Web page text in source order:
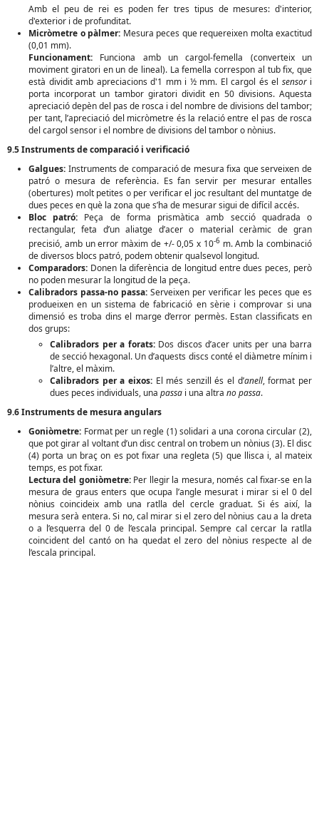
Amb el peu de rei es poden fer tres tipus de mesures: d'interior,
d'exterior i de profunditat.
Micròmetre o pàlmer: Mesura peces que requereixen molta exactitud
(0,01 mm).
Funcionament: Funciona amb un cargol-femella (converteix un
moviment giratori en un de lineal). La femella correspon al tub fix, que
està dividit amb apreciacions d'1 mm i ½ mm. El cargol és el sensori
porta incorporat un tambor giratori dividit en 50 divisions. Aquesta
apreciació depèn del pas de rosca i del nombre de divisions del tambor;
per tant, l’apreciació del micròmetre és la relació entre el pas de rosca
del cargol sensor i el nombre de divisions del tambor o nònius.
9.5 Instruments de comparació i verificació
Galgues: Instruments de comparació de mesura fixa que serveixen de
patró o mesura de referència. Es fan servir per mesurar entalles
(obertures) molt petites o per verificar el joc resultant del muntatge de
dues peces en què la zona que s’ha de mesurar sigui de difícil accés.
Bloc patró: Peça de forma prismàtica amb secció quadrada o
rectangular, feta d’un aliatge d’acer o material ceràmic de gran
precisió, amb un error màxim de +/- 0,05 x 10-6m. Amb la combinació
de diversos blocs patró, podem obtenir qualsevol longitud.
Comparadors: Donen la diferència de longitud entre dues peces, però
no poden mesurar la longitud de la peça.
Calibradors passa-no passa: Serveixen per verificar les peces que es
produeixen en un sistema de fabricació en sèrie i comprovar si una
dimensió es troba dins el marge d’error permès. Estan classificats en
dos grups:
Calibradors per a forats:Dos discos d’acer units per una barra
de secció hexagonal. Un d’aquests discs conté el diàmetre mínim i
l’altre, el màxim.
Calibradors per a eixos:El més senzill és el d’anell, format per
dues peces individuals, una passa i una altra no passa.
9.6 Instruments de mesura angulars
Goniòmetre: Format per un regle (1) solidari a una corona circular (2),
que pot girar al voltant d’un disc central on trobem un nònius (3). El disc
(4) porta un braç on es pot fixar una regleta (5) que llisca i, al mateix
temps, es pot fixar.
Lectura del goniòmetre:Per llegir la mesura, només cal fixar-se en la
mesura de graus enters que ocupa l’angle mesurat i mirar si el 0 del
nònius coincideix amb una ratlla del cercle graduat. Si és així, la
mesura serà entera. Si no, cal mirar si el zero del nònius cau a la dreta
o a l’esquerra del 0 de l’escala principal. Sempre cal cercar la ratlla
coincident del cantó on ha quedat el zero del nònius respecte al de
l’escala principal.